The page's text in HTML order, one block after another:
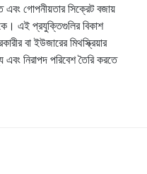
এবং গোপনীয়তার সিক্রেট বজায়
এই প্রযুক্তিগুলির বিকাশ
বা ইউজারের মিথস্ক্রিয়ার
নিরাপদ পরিবেশ তৈরি করতে